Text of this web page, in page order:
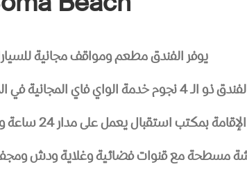
يوفر الفندق مطعم ومواقف مجانية
في المناطق العامة فقط، ويحتوي على حديقة وتراس.
استقبال يعمل على مدار 24 ساعة وصالة مشتركة وخدمة تحويل العملات للضيوف.
مسطحة مع قنوات فضائية وغلاية ودش